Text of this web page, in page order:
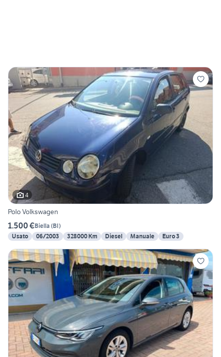
4
Polo Volkswagen
1.500 €Biella (BI)
Usato
06/2003 328000 Km Diesel Manuale Euro 3